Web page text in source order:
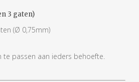
3 gaten)
(Ø 0,75mm)
te passen aan ieders behoefte.